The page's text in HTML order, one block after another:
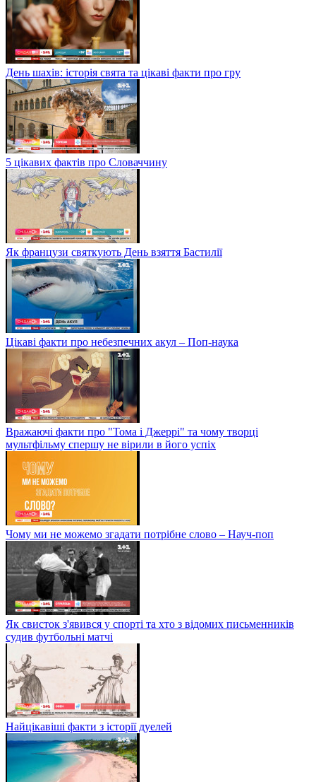
День шахів: історія свята та цікаві факти про гру
5 цікавих фактів про Словаччину
Як французи святкують День взяття Бастилії
Цікаві факти про небезпечних акул – Поп-наука
Вражаючі факти про "Тома і Джеррі" та чому творці
мультфільму спершу не вірили в його успіх
Чому ми не можемо згадати потрібне слово – Науч-поп
Як свисток з'явився у спорті та хто з відомих письменників
судив футбольні матчі
Найцікавіші факти з історії дуелей